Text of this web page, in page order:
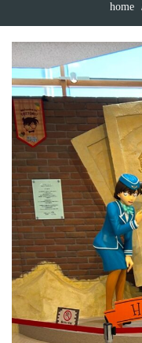
home